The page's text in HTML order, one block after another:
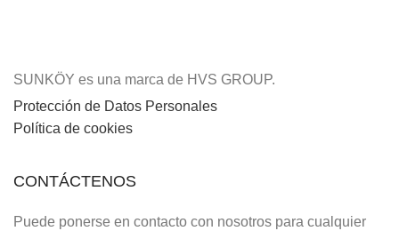
SUNKÖY es una marca de HVS GROUP.
Protección de Datos Personales
Política de cookies
CONTÁCTENOS
Puede ponerse en contacto con nosotros para cualquier